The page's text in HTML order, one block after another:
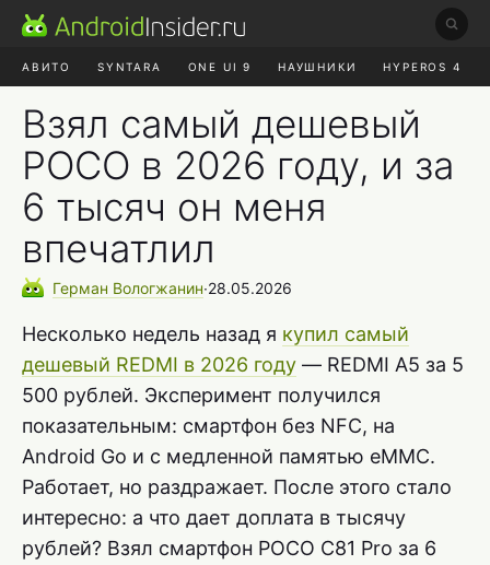
АВИТО SYNTARA ONE UI 9 НАУШНИКИ HYPEROS 4
Взял самый дешевый
POCO в 2026 году, и за
6 тысяч он меня
впечатлил
Герман Вологжанин∙28.05.2026
Несколько недель назад я купил самый
дешевый REDMI в 2026 году — REDMI A5 за 5
500 рублей. Эксперимент получился
показательным: смартфон без NFC, на
Android Go и с медленной памятью eMMC.
Работает, но раздражает. После этого стало
интересно: а что дает доплата в тысячу
рублей? Взял смартфон POCO C81 Pro за 6